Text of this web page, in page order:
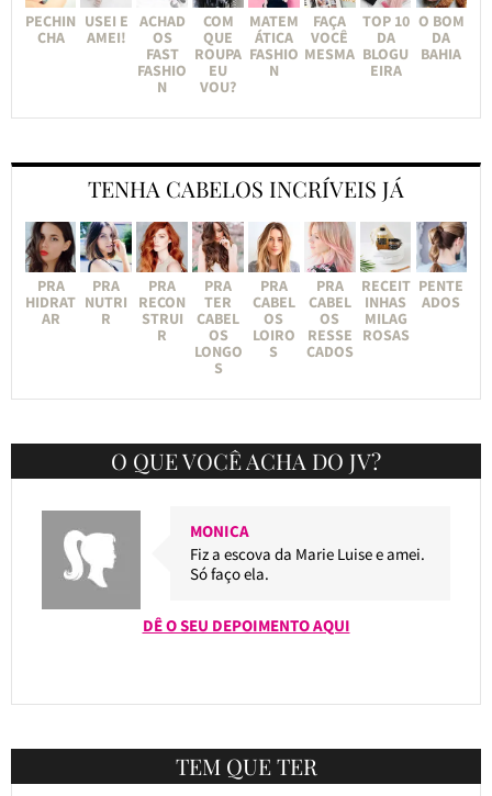
PECHIN
CHA
USEI E
AMEI!
ACHAD
OS
FAST
FASHIO
N
COM
QUE
ROUPA
EU
VOU?
MATEM
ÁTICA
FASHIO
N
FAÇA
VOCÊ
MESMA
TOP 10
DA
BLOGU
EIRA
O BOM
DA
BAHIA
TENHA CABELOS INCRÍVEIS JÁ
PRA
HIDRAT
AR
PRA
NUTRI
R
PRA
RECON
STRUI
R
PRA
TER
CABEL
OS
LONGO
S
PRA
CABEL
OS
LOIRO
S
PRA
CABEL
OS
RESSE
CADOS
RECEIT
INHAS
MILAG
ROSAS
PENTE
ADOS
O QUE VOCÊ ACHA DO JV?
MONICA
Fiz a escova da Marie Luise e amei.
Só faço ela.
DÊ O SEU DEPOIMENTO AQUI
TEM QUE TER